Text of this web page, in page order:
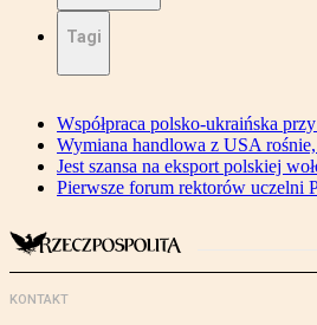
Tagi
Współpraca polsko-ukraińska
Wymiana handlowa z USA
Jest szansa na eksport polskiej
Pierwsze forum rektorów uczelni
KONTAKT